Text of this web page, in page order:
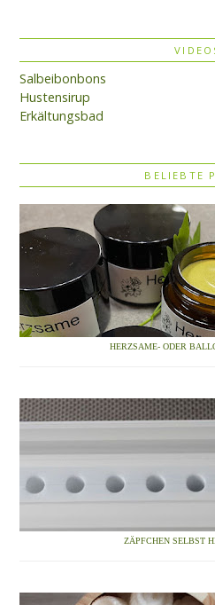
Salbeibonbons
Hustensirup
Erkältungsbad
BELIEBTE
HERZSAME- ODER
ZÄPFCHEN SELBST